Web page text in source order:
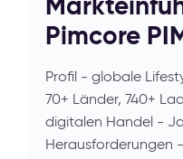
Pimcore
Profil - globale
70+ Länder, 740+
digitalen Handel -
Herausforderungen